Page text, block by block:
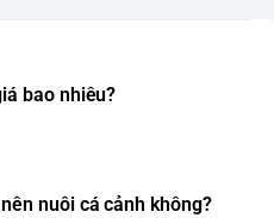
bao nhiêu?
nuôi cá cảnh không?